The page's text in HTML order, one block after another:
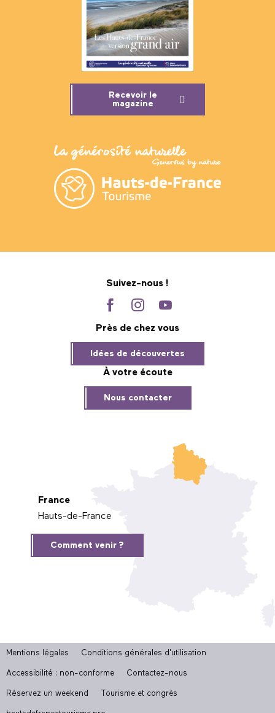
Recevoir le
magazine
Suivez-nous !
Près de chez vous
Idées de découvertes
À votre écoute
Nous contacter
France
Hauts-de-France
Comment venir ?
Mentions légales Conditions générales d'utilisation
Accessibilité : non-conforme Contactez-nous
Réservez un weekend Tourisme et congrès